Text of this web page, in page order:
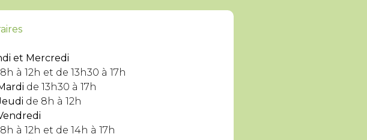
et Mercredi
à 12h et de 13h30 à 17h
de 13h30 à 17h
de 8h à 12h
à 12h et de 14h à 17h